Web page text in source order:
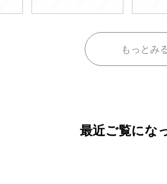
もっとみ
最近ご覧にな